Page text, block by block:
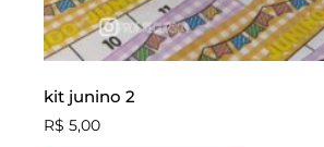
kit junino 2
R$ 5,00